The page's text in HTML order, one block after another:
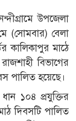
উপজেলা
(সোমবার) বেলা
কালিকাপুর মাঠে
বিভাগের
পালিত হয়েছে।
১০৪ প্রযুক্তির
দিবসটি পালিত